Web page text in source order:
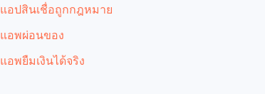
แอปสินเชื่อถูกกฎหมาย
แอพผ่อนของ
แอพยืมเงินได้จริง